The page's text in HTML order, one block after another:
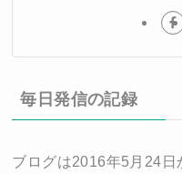
毎日発信の記録
ブログは2016年5月24日